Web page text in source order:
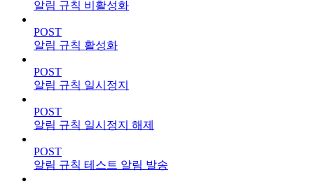
알림 규칙 비활성화
POST
알림 규칙 활성화
POST
알림 규칙 일시정지
POST
알림 규칙 일시정지 해제
POST
알림 규칙 테스트 알림 발송